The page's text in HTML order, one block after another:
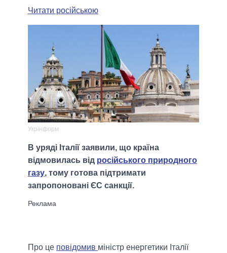
Читати російською
Укрінформ
В уряді Італії заявили, що країна
відмовилась від російського природного
газу, тому готова підтримати
запропоновані ЄС санкції.
Про це повідомив міністр енергетики Італії